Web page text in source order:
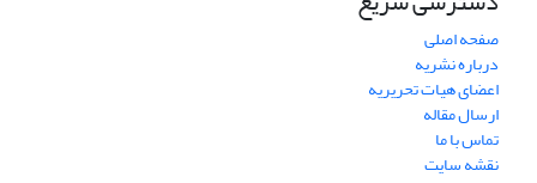
صفحه اصلی
درباره نشریه
اعضای هیات تحریریه
ارسال مقاله
تماس با ما
نقشه سایت